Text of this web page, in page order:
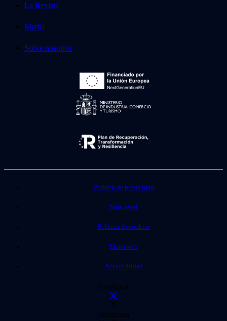
La Revista
Media
Sobre nosotros
Política de privacidad
Nota legal
Política de cookies
Mapa web
Accesibilidad
Facebook
X
Instagram